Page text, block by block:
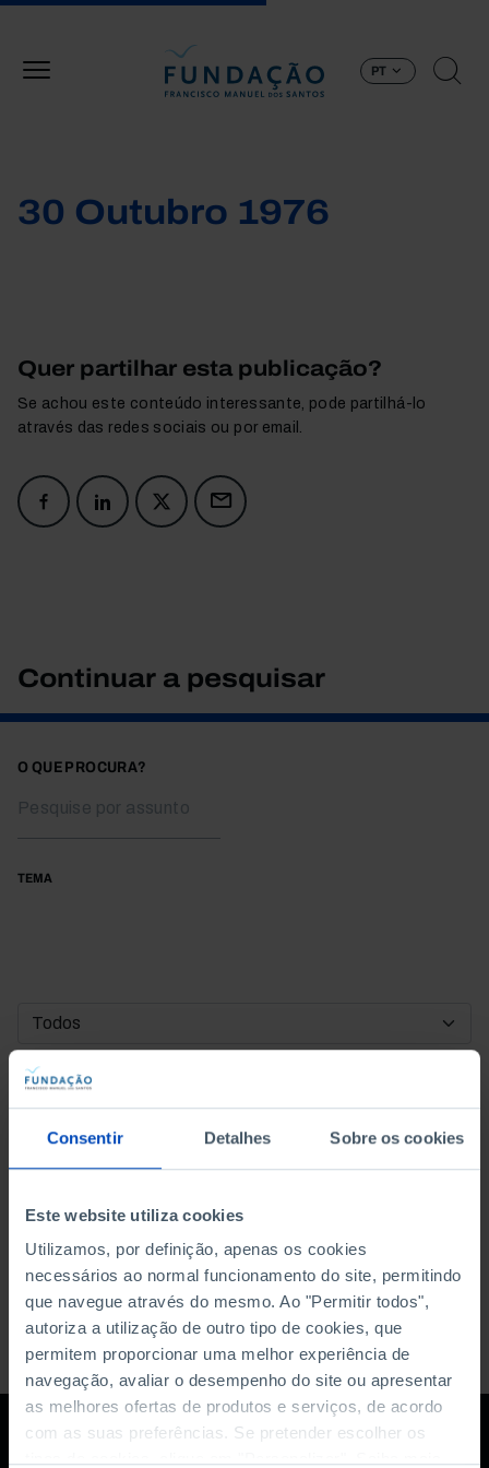
Consentir Detalhes Sobre os cookies
Este website utiliza cookies
Utilizamos, por definição, apenas os cookies
necessários ao normal funcionamento do site, permitindo
que navegue através do mesmo. Ao "Permitir todos",
autoriza a utilização de outro tipo de cookies, que
permitem proporcionar uma melhor experiência de
navegação, avaliar o desempenho do site ou apresentar
as melhores ofertas de produtos e serviços, de acordo
com as suas preferências. Se pretender escolher os
PT
30 Outubro 1976
Quer partilhar esta publicação?
Se achou este conteúdo interessante, pode partilhá-lo
através das redes sociais ou por email.
Continuar a pesquisar
O QUE PROCURA?
TEMA
DATA DE INÍCIO
DATA DE FIM